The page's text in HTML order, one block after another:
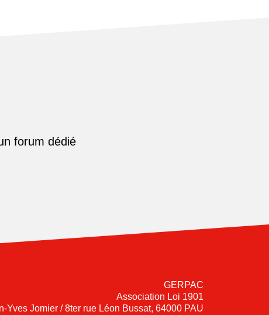
forum dédié
GERPAC
Association Loi 1901
Yves Jomier / 8ter rue Léon Bussat, 64000 PAU